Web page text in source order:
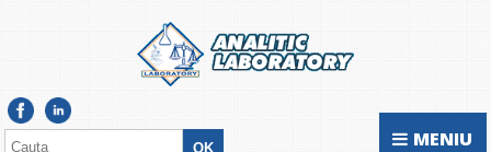
MENIU